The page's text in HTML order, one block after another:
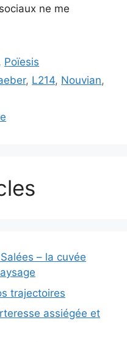
ne me
Poïesis
, L214, Nouvian,
– la cuvée
trajectoires
assiégée et